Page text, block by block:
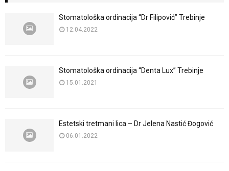
Stomatološka ordinacija “Dr Filipović” Trebinje
12.04.2022
Stomatološka ordinacija “Denta Lux” Trebinje
15.01.2021
Estetski tretmani lica – Dr Jelena Nastić Đogović
06.01.2022